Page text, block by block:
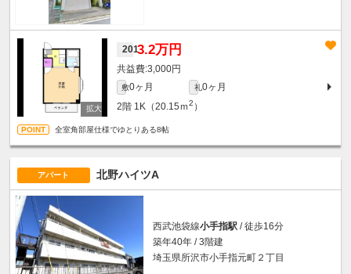
2013.2万円
3,000円
敷0ヶ月 礼0ヶ月
2階 1K（20.15ｍ2 ）
全室角部屋仕様でゆとりある8帖
アパート 北野ハイツA
西武池袋線小手指駅 / 徒歩16分
築年40年 / 3階建
埼玉県所沢市小手指元町２丁目